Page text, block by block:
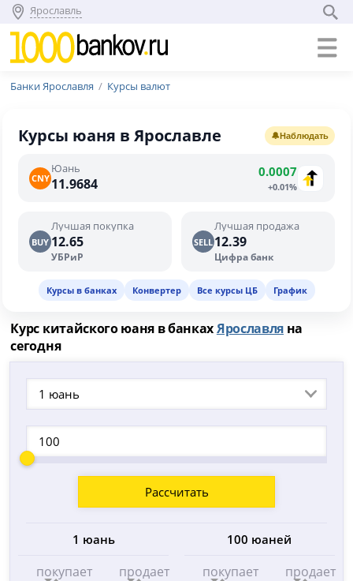
Ярославль
Банки Ярославля Курсы валют
Курсы юаня в Ярославле 🔔Наблюдать
CNY
Юань
11.9684
0.0007
+0.01%
BUY
Лучшая покупка
12.65
УБРиР
SELL
Лучшая продажа
12.39
Цифра банк
Курсы в банках Конвертер Все курсы ЦБ График
Курс китайского юаня в банкахЯрославляна
сегодня
1 юань
Рассчитать
1 юань
покупает продает
100 юаней
покупает продает